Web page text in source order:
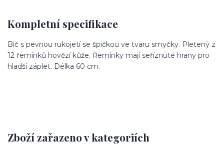
Kompletní specifikace
Bič s pevnou rukojetí se špičkou ve tvaru smyčky. Pletený z
12 řemínků hovězí kůže. Řemínky mají seříznuté hrany pro
hladší záplet. Délka 60 cm.
Zboží zařazeno v kategoriích